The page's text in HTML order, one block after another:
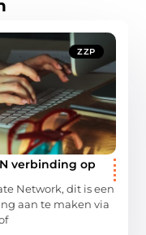
ZZP
verbinding op
Network, dit is een
aan te maken via